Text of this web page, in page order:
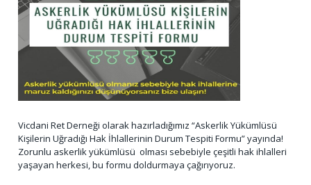
Vicdani Ret Derneği olarak hazırladığımız “Askerlik Yükümlüsü
Kişilerin Uğradığı Hak İhlallerinin Durum Tespiti Formu” yayında!
Zorunlu askerlik yükümlüsü olması sebebiyle çeşitli hak ihlalleri
yaşayan herkesi, bu formu doldurmaya çağırıyoruz.